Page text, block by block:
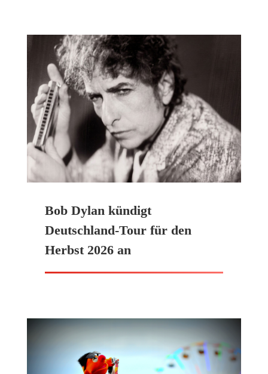
Bob Dylan kündigt
Deutschland-Tour für den
Herbst 2026 an